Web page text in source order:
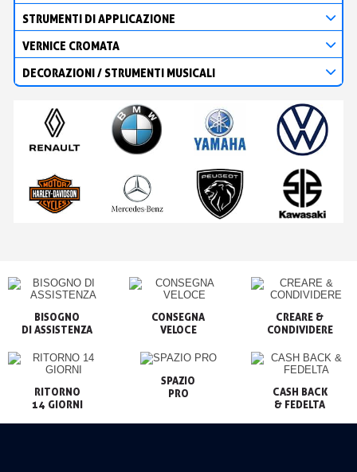
STRUMENTI DI APPLICAZIONE
VERNICE CROMATA
DECORAZIONI / STRUMENTI MUSICALI
BISOGNO
CONSEGNA
VELOCE
CREARE &
CONDIVIDERE
RITORNO
14 GIORNI
SPAZIO
PRO
CASH BACK
& FEDELTA